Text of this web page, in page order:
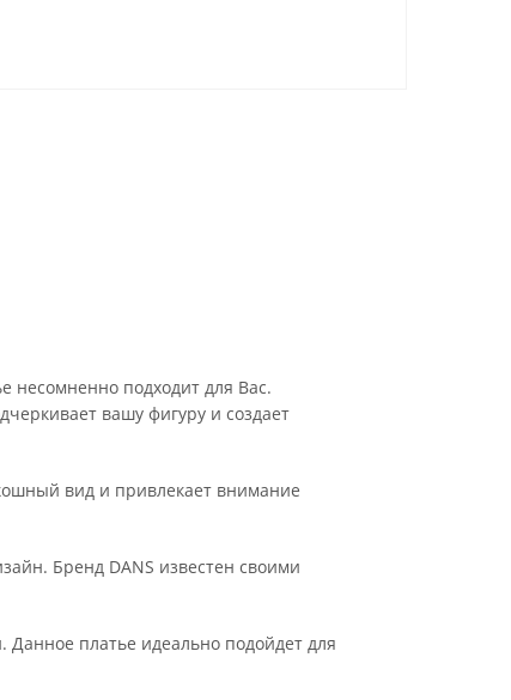
несомненно подходит для Вас.
вашу фигуру и создает
вид и привлекает внимание
Бренд DANS известен своими
платье идеально подойдет для